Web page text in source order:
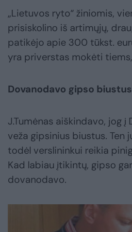
„Lietuvos ryto“ žiniomis,
prisiskolino iš artimųjų,
patikėjo apie 300 tūkst.
yra priverstas mokėti
Dovanodavo gipso biustus
J.Tumėnas aiškindavo, jog į
veža gipsinius biustus. Ten
todėl verslininkui reikia
Kad labiau įtikintų, gipso
dovanodavo.